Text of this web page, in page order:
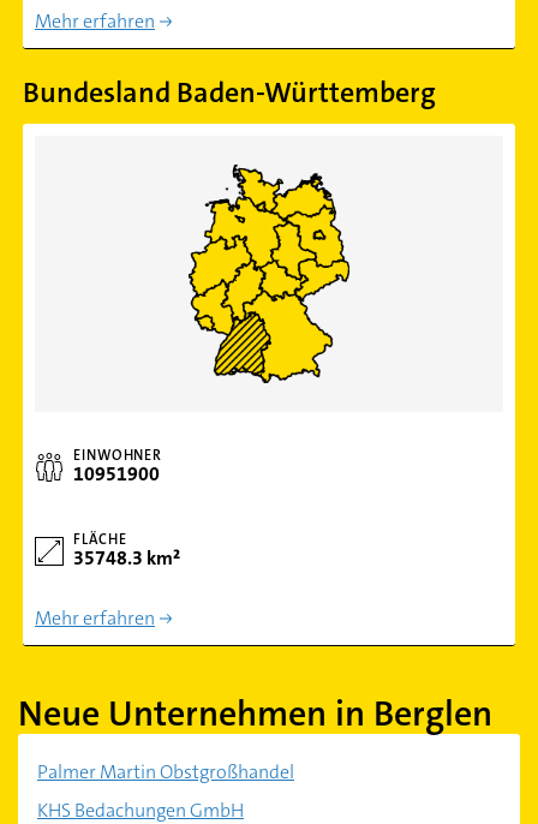
Mehr erfahren
Bundesland Baden-Württemberg
EINWOHNER
10951900
FLÄCHE
35748.3 km²
Mehr erfahren
Neue Unternehmen in Berglen
Palmer Martin Obstgroßhandel
KHS Bedachungen GmbH